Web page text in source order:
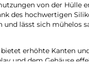
von der Hülle
des hochwertigen
lässt sich mühelos
bietet erhöhte Kanten
und dem Gehäuse
vor direktem Kontakt